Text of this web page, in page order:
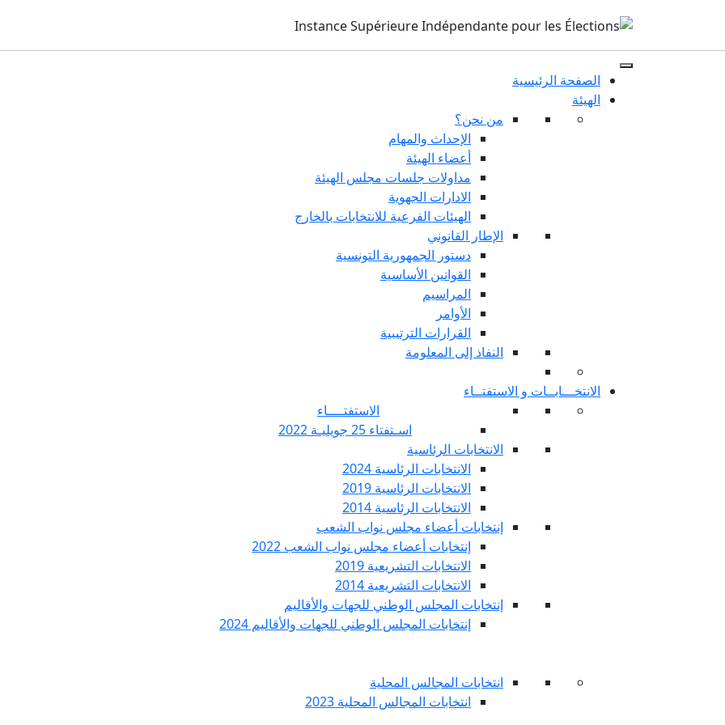
الصفحة الرئيسية
الهيئة
من نحن؟
الإحداث والمهام
أعضاء الهيئة
مداولات جلسات مجلس الهيئة
الادارات الجهوية
الهيئات الفرعية للانتخابات بالخارج
الإطار القانوني
دستور الجمهورية التونسية
القوانين الأساسية
المراسيم
الأوامر
القرارات الترتيبية
النفاذ إلى المعلومة
الانتخـــابــات و الاستفتــاء
الاستفتــــاء
اسـتفتاء 25 جويليـة 2022
الانتخابات الرئاسية
الانتخابات الرئاسية 2024
الانتخابات الرئاسية 2019
الانتخابات الرئاسية 2014
إنتخابات أعضاء مجلس نواب الشعب
إنتخابات أعضاء مجلس نواب الشعب 2022
الانتخابات التشريعية 2019
الانتخابات التشريعية 2014
إنتخابات المجلس الوطني للجهات والأقاليم
إنتخابات المجلس الوطني للجهات والأقاليم 2024
انتخابات المجالس المحلية
انتخابات المجالس المحلية 2023